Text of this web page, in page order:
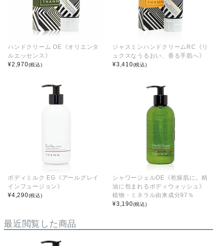
ハンドクリーム OE《オリエンタ
ルエッセンス》
¥2,970(税込)
ジャスミンハンドクリームRC《リ
ュクスなうるおい、香る手肌へ》
¥3,410(税込)
ボディミルク EG《アールグレイ
インフュージョン》
¥4,290(税込)
シャワージェルOE《乾燥肌に。精
油に包まれるボディウォッシュ》
植物・ミネラル由来成分97％
¥3,190(税込)
最近閲覧した商品